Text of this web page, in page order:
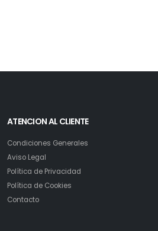
ATENCION AL CLIENTE
Condiciones Generales
Aviso Legal
Política de Privacidad
Política de Cookies
Contacto